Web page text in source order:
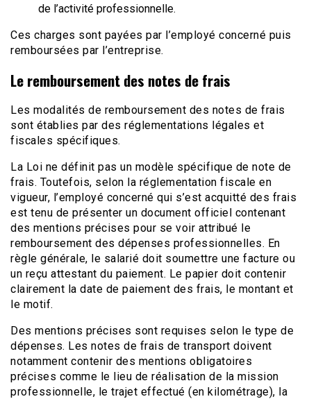
de l’activité professionnelle.
Ces charges sont payées par l’employé concerné puis
remboursées par l’entreprise.
Le remboursement des notes de frais
Les modalités de remboursement des notes de frais
sont établies par des réglementations légales et
fiscales spécifiques.
La Loi ne définit pas un modèle spécifique de note de
frais. Toutefois, selon la réglementation fiscale en
vigueur, l’employé concerné qui s’est acquitté des frais
est tenu de présenter un document officiel contenant
des mentions précises pour se voir attribué le
remboursement des dépenses professionnelles. En
règle générale, le salarié doit soumettre une facture ou
un reçu attestant du paiement. Le papier doit contenir
clairement la date de paiement des frais, le montant et
le motif.
Des mentions précises sont requises selon le type de
dépenses. Les notes de frais de transport doivent
notamment contenir des mentions obligatoires
précises comme le lieu de réalisation de la mission
professionnelle, le trajet effectué (en kilométrage), la